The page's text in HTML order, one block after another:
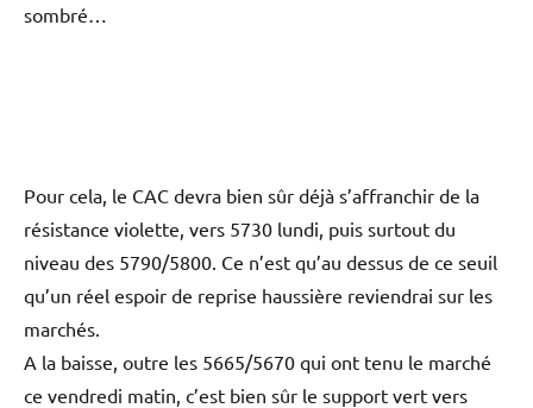
sombré…
Pour cela, le CAC devra bien sûr déjà s’affranchir de la
résistance violette, vers 5730 lundi, puis surtout du
niveau des 5790/5800. Ce n’est qu’au dessus de ce seuil
qu’un réel espoir de reprise haussière reviendrai sur les
marchés.
A la baisse, outre les 5665/5670 qui ont tenu le marché
ce vendredi matin, c’est bien sûr le support vert vers